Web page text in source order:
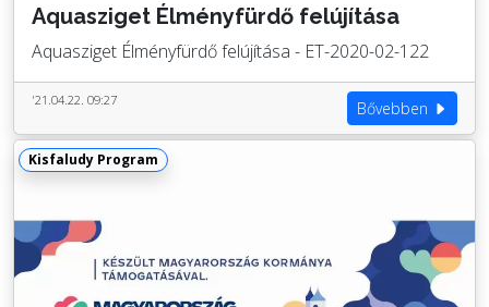
Aquasziget Élményfürdő felújítása
Aquasziget Élményfürdő felújítása - ET-2020-02-122
'21.04.22. 09:27 Bővebben
Kisfaludy Program